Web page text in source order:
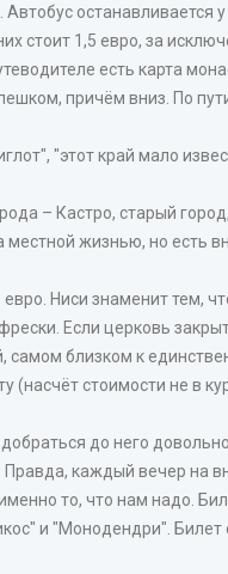
останавливается
стоит 1,5 евро, за
есть карта
причём вниз. По
"этот край мало
– Кастро, старый
жизнью, но есть
Ниси знаменит тем,
Если церковь
близком к
стоимости не в
до него
каждый вечер на
то, что нам надо.
и "Монодендри". Билет